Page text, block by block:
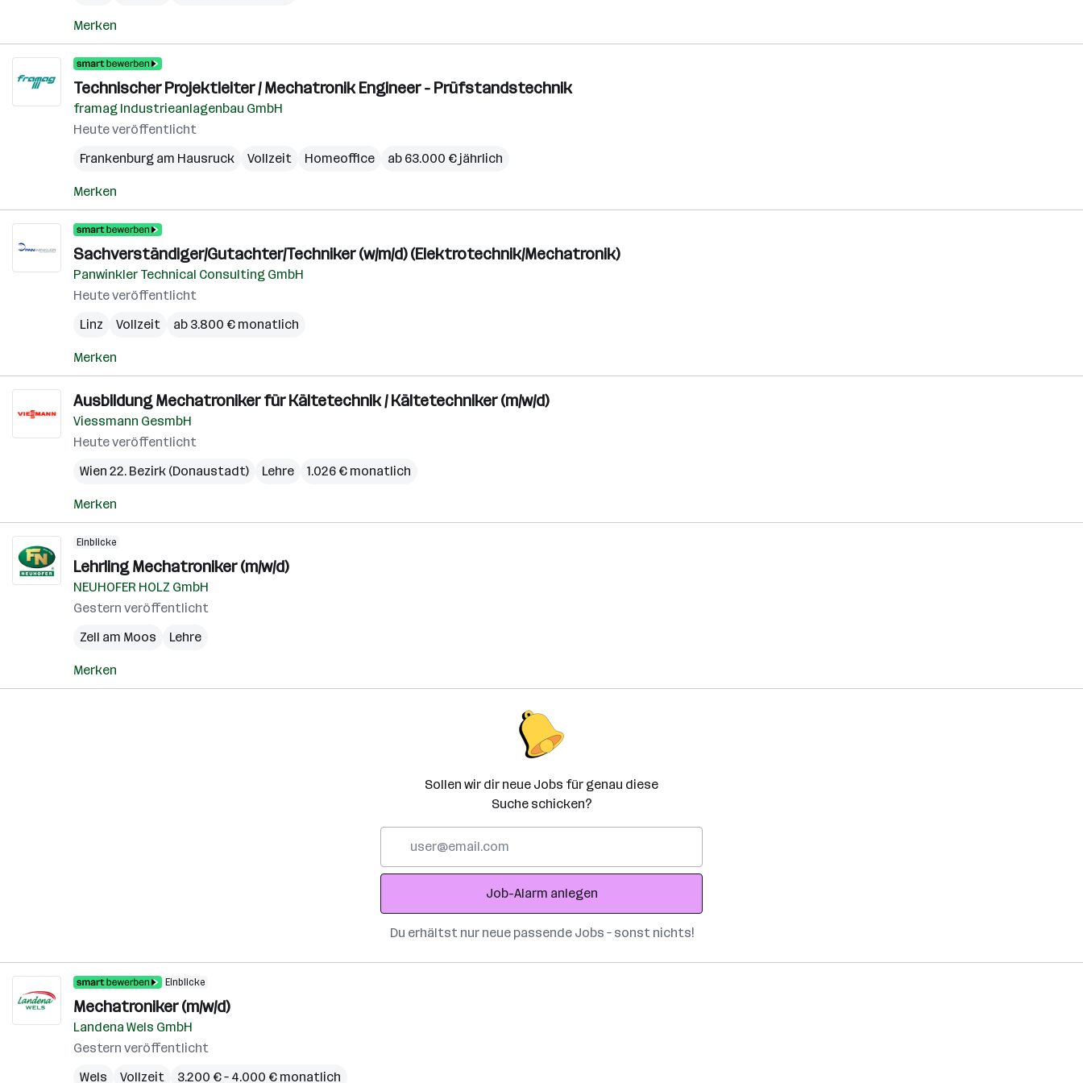
Merken
Technischer Projektleiter / Mechatronik Engineer - Prüfstandstechnik
framag Industrieanlagenbau GmbH
Heute veröffentlicht
Frankenburg am Hausruck
Vollzeit Homeoffice ab 63.000 € jährlich
Merken
Sachverständiger/Gutachter/Techniker (w/m/d) (Elektrotechnik/Mechatronik)
Panwinkler Technical Consulting GmbH
Heute veröffentlicht
Linz
Vollzeit ab 3.800 € monatlich
Merken
Ausbildung Mechatroniker für Kältetechnik / Kältetechniker (m/w/d)
Viessmann GesmbH
Heute veröffentlicht
Wien 22. Bezirk (Donaustadt)
Lehre 1.026 € monatlich
Merken
Einblicke
Lehrling Mechatroniker (m/w/d)
NEUHOFER HOLZ GmbH
Gestern veröffentlicht
Zell am Moos
Lehre
Merken
Sollen wir dir neue Jobs für genau diese
Suche schicken?
Adresse
Job-Alarm anlegen
Du erhältst nur neue passende Jobs – sonst nichts!
Einblicke
Mechatroniker (m/w/d)
Landena Wels GmbH
Gestern veröffentlicht
Wels
Vollzeit 3.200 € – 4.000 € monatlich